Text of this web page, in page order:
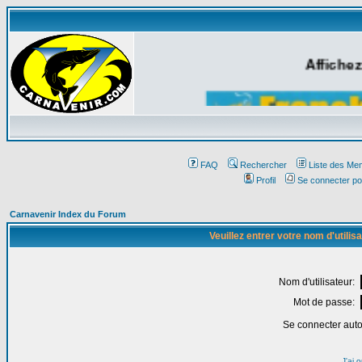
FAQ Rechercher
Liste des
Profil
Se connecter
Carnavenir Index du Forum
Veuillez entrer votre nom
Nom d'utilisateur:
Mot de passe:
Se connecter